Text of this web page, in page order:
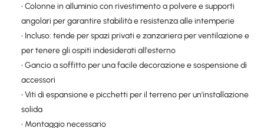
• Colonne in alluminio con rivestimento a polvere e supporti
angolari per garantire stabilità e resistenza alle intemperie
• Incluso: tende per spazi privati e zanzariera per ventilazione e
per tenere gli ospiti indesiderati all'esterno
• Gancio a soffitto per una facile decorazione e sospensione di
accessori
• Viti di espansione e picchetti per il terreno per un'installazione
solida
• Montaggio necessario